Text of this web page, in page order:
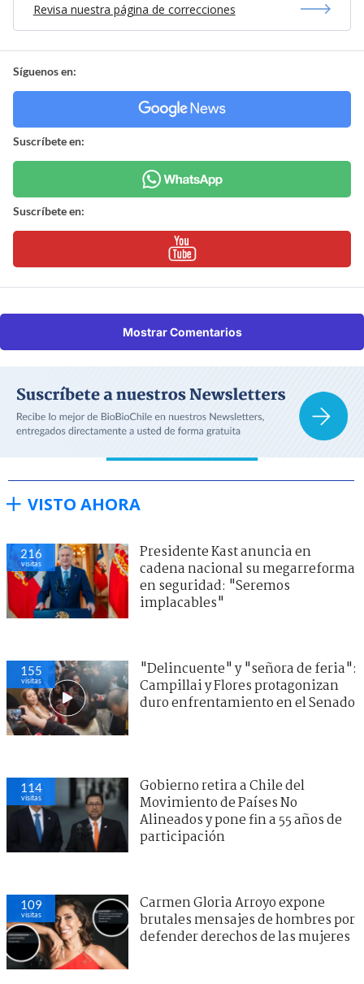
Revisa nuestra página de correcciones
Síguenos en:
Suscríbete en:
Suscríbete en:
Mostrar Comentarios
VISTO AHORA
216
visitas
Presidente Kast anuncia en
cadena nacional su megarreforma
en seguridad: "Seremos
implacables"
155
visitas
"Delincuente" y "señora de feria":
Campillai y Flores protagonizan
duro enfrentamiento en el Senado
114
visitas
Gobierno retira a Chile del
Movimiento de Países No
Alineados y pone fin a 55 años de
participación
109
visitas
Carmen Gloria Arroyo expone
brutales mensajes de hombres por
defender derechos de las mujeres